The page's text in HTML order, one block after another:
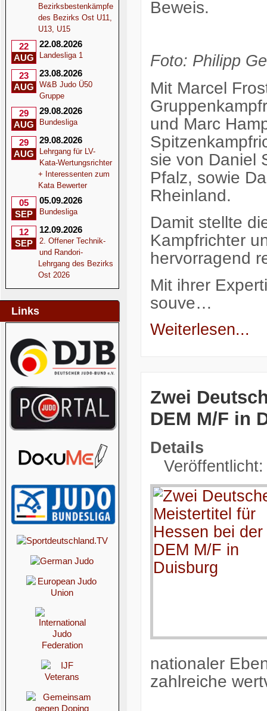
Bezirksbestenkämpfe
des Bezirks Ost U11,
U13, U15
22
AUG
22.08.2026
Landesliga 1
23
AUG
23.08.2026
W&B Judo Ü50
Gruppe
29
AUG
29.08.2026
Bundesliga
29
AUG
29.08.2026
Lehrgang für LV-
Kata-Wertungsrichter
+ Interessenten zum
Kata Bewerter
05
SEP
05.09.2026
Bundesliga
12
SEP
12.09.2026
2. Offener Technik-
und Randori-
Lehrgang des Bezirks
Ost 2026
Links
Beweis.
Foto: Philipp
Mit Marcel
und Marc
sie von Daniel
Pfalz, sowie
Rheinland.
Damit stellte
Kampfrichter
hervorragend
Mit ihrer
souve…
Weiterlesen...
Zwei
DEM M/F in
Details
nationaler
zahlreiche